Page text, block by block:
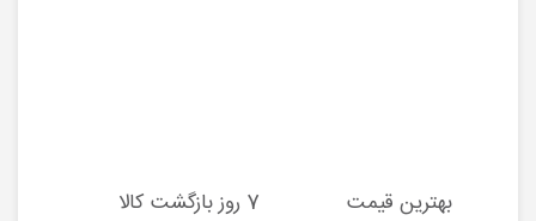
بهترین قیمت 7 روز بازگشت کالا